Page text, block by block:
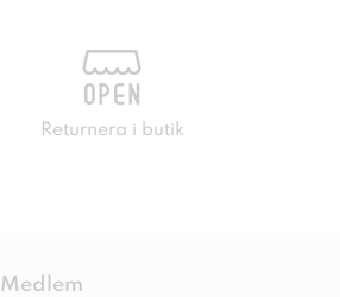
Returnera i butik
Medlem